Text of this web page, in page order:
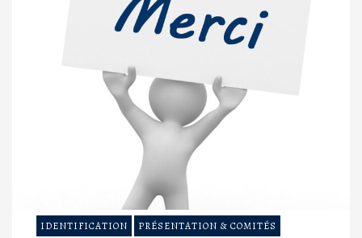
IDENTIFICATION PRÉSENTATION & COMITÉS